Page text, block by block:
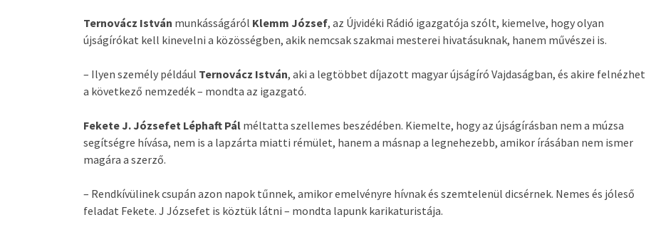
Ternovácz István munkásságáról Klemm József, az Újvidéki Rádió igazgatója szólt, kiemelve, hogy olyan
újságírókat kell kinevelni a közösségben, akik nemcsak szakmai mesterei hivatásuknak, hanem művészei is.
– Ilyen személy például Ternovácz István, aki a legtöbbet díjazott magyar újságíró Vajdaságban, és akire felnézhet
a következő nemzedék – mondta az igazgató.
Fekete J. Józsefet Léphaft Pál méltatta szellemes beszédében. Kiemelte, hogy az újságírásban nem a múzsa
segítségre hívása, nem is a lapzárta miatti rémület, hanem a másnap a legnehezebb, amikor írásában nem ismer
magára a szerző.
– Rendkívülinek csupán azon napok tűnnek, amikor emelvényre hívnak és szemtelenül dicsérnek. Nemes és jóleső
feladat Fekete. J Józsefet is köztük látni – mondta lapunk karikaturistája.